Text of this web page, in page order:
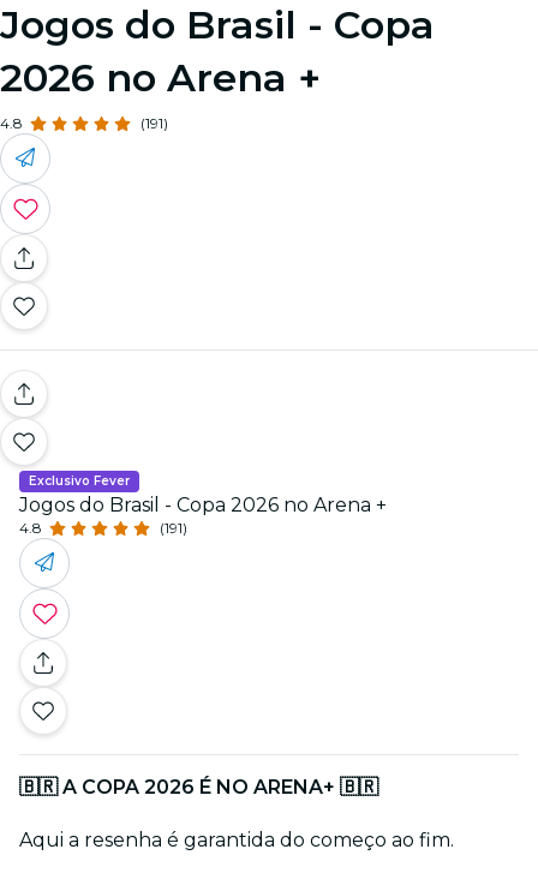
Jogos do Brasil - Copa
2026 no Arena +
4.8 (191)
Exclusivo Fever
Jogos do Brasil - Copa 2026 no Arena +
4.8 (191)
🇧🇷 A COPA 2026 É NO ARENA+ 🇧🇷
Aqui a resenha é garantida do começo ao fim.